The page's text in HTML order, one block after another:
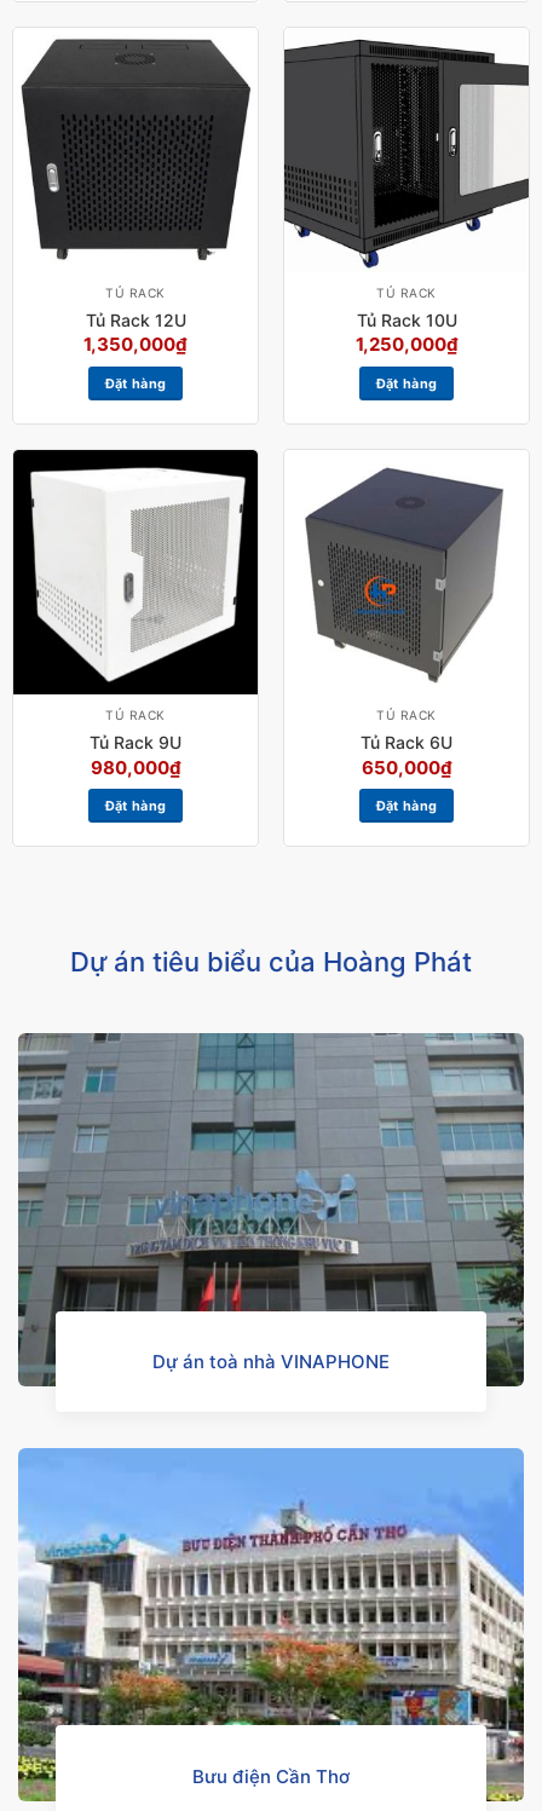
TỦ RACK
Tủ Rack 12U
1,350,000₫
Đặt hàng
TỦ RACK
Tủ Rack 10U
1,250,000₫
Đặt hàng
TỦ RACK
Tủ Rack 9U
980,000₫
Đặt hàng
TỦ RACK
Tủ Rack 6U
650,000₫
Đặt hàng
Dự án tiêu biểu của Hoàng Phát
Dự án toà nhà VINAPHONE
Bưu điện Cần Thơ